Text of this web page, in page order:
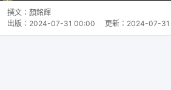
撰文： 顏銘輝
出版： 2024-07-31 00:00 更新： 2024-07-31